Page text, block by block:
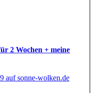
2 Wochen + meine